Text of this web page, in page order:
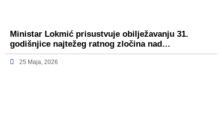
Ministar Lokmić prisustvuje obilježavanju 31.
godišnjice najtežeg ratnog zločina nad…
25 Maja, 2026